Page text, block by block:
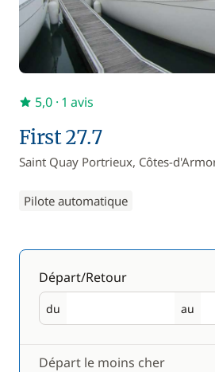
First 27.7
Saint Quay Portrieux, Côtes-
Pilote automatique
5,0 · 1 avis
Départ/Retour
du
Départ au
Retour
Départ le moins cher